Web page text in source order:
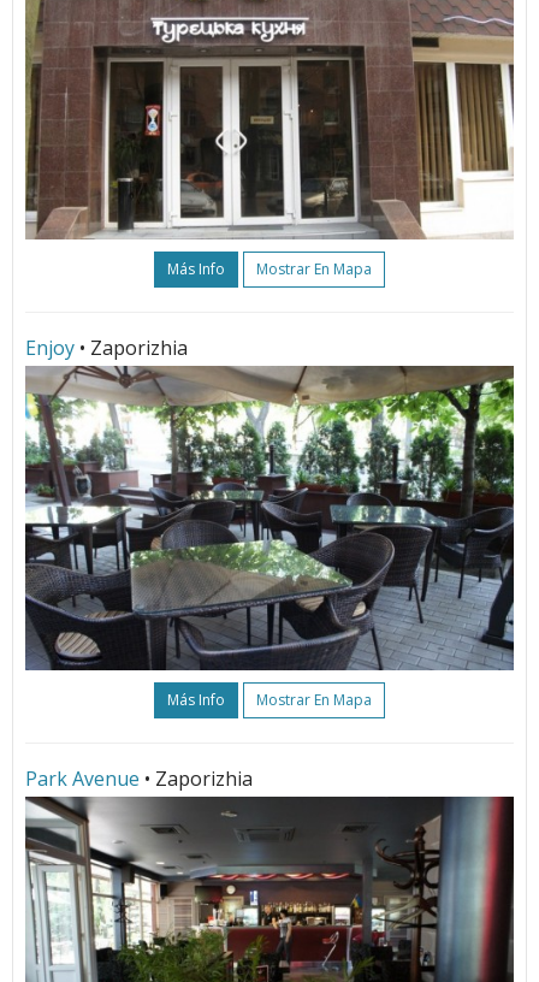
Más Info Mostrar En Mapa
Enjoy • Zaporizhia
Más Info Mostrar En Mapa
Park Avenue • Zaporizhia